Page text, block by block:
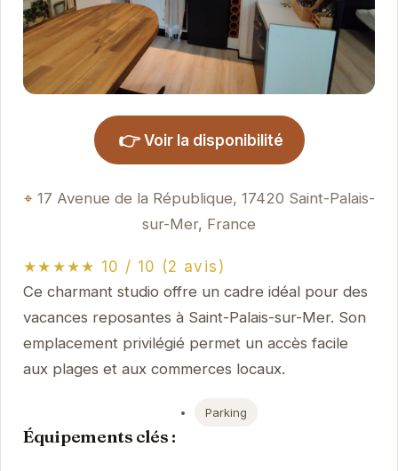
👉 Voir la disponibilité
17 Avenue de la République, 17420 Saint-Palais-
sur-Mer, France
★★★★★ 10 / 10 (2 avis)
Ce charmant studio offre un cadre idéal pour des
vacances reposantes à Saint-Palais-sur-Mer. Son
emplacement privilégié permet un accès facile
aux plages et aux commerces locaux.
Équipements clés :
Parking